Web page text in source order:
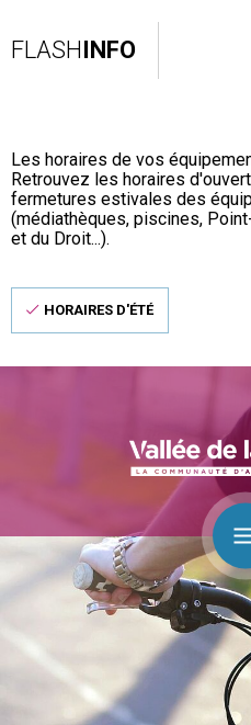
FLASHINFO
Les horaires de vos
Retrouvez les horaires
fermetures estivales des
(médiathèques, piscines,
et du Droit...).
HORAIRES D'ÉTÉ